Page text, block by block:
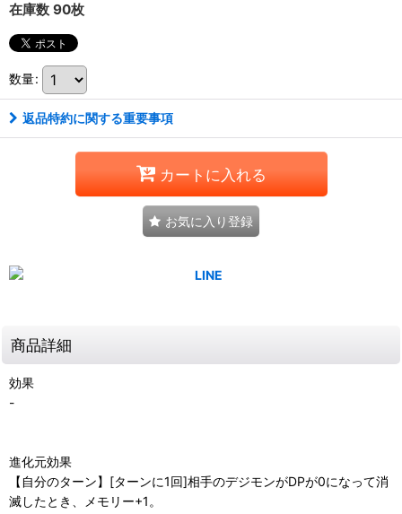
在庫数 90枚
数量:
返品特約に関する重要事項
カートに入れる
お気に入り登録
商品詳細
効果
-
進化元効果
【自分のターン】[ターンに1回]相手のデジモンがDPが0になって消
滅したとき、メモリー+1。